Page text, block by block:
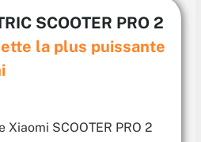
SCOOTER PRO 2
la plus puissante